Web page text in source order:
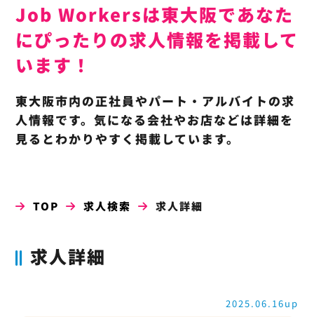
Job Workersは東大阪であなた
にぴったりの求人情報を掲載して
います！
東大阪市内の正社員やパート・アルバイトの求
人情報です。気になる会社やお店などは詳細を
見るとわかりやすく掲載しています。
TOP 求人検索 求人詳細
求人詳細
2025.06.16up